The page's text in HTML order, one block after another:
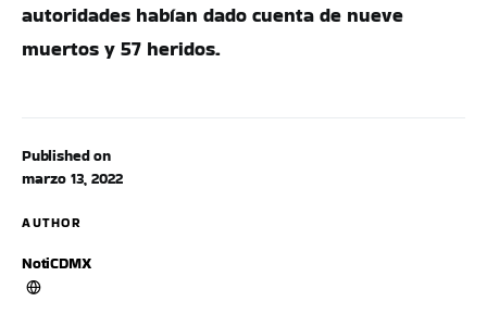
Published on
marzo 13, 2022
AUTHOR
NotiCDMX
autoridades habían dado cuenta de nueve
muertos y 57 heridos.